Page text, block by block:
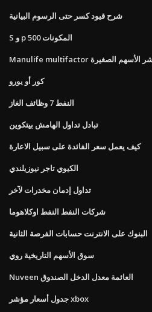
شرح قيود كسر حتى الرسوم البيانية
S و p 500 المكونات
كور أو يورو
النفط 7 وظائف الغاز
تبادل تداول الهامش بيتكوين
كيف يعمل سعر الفائدة على سبيل الاعارة
الكيوي تاجر نيوزيلندي
تداول إدمان مخدرات لآخر
شركات النفط النفط اوكلاهوما
البنوك على الانترنت حسابات الفرصة الثانية
سوق الأسهم التاريخية روي
Nuveen العائمة معدل الدخل الصندوق
جدول أسعار مؤشر xbox